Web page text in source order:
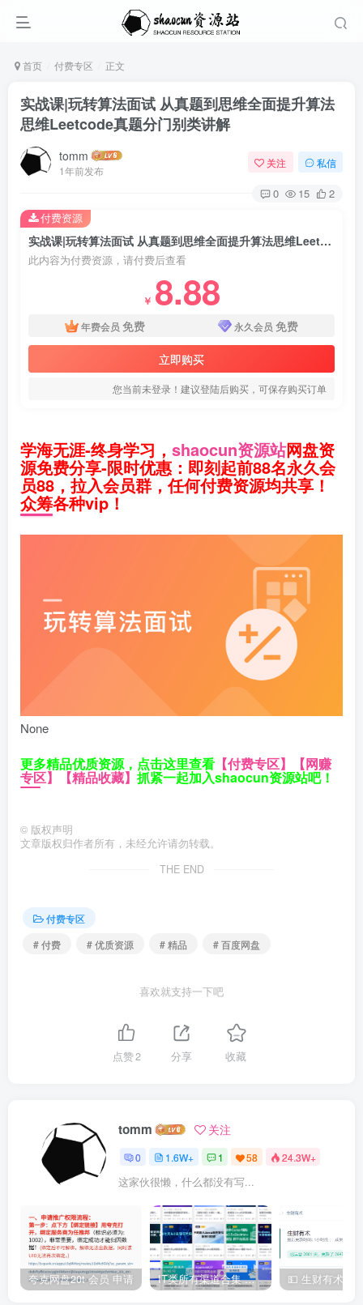
首页 付费专区 正文
实战课|玩转算法面试 从真题到思维全面提升算法
思维Leetcode真题分门别类讲解
tomm
1年前发布
关注 私信
0 15 2
实战课|玩转算法面试 从真题到思维全面提升算法思维Leetcode真题分门别类讲解
此内容为付费资源，请付费后查看
￥ 8.88
年费会员 免费 永久会员 免费
立即购买
您当前未登录！建议登陆后购买，可保存购买订单
付费资源
学海无涯-终身学习， shaocun资源站网盘资
源免费分享-限时优惠：即刻起前88名永久会
员88，拉入会员群，任何付费资源均共享！
众筹各种vip！
None
更多精品优质资源，点击这里查看 【付费专区】 【网赚
专区】 【精品收藏】 抓紧一起加入shaocun资源站吧！
© 版权声明
文章版权归作者所有，未经允许请勿转载。
THE END
付费专区
# 付费
# 优质资源 # 精品 # 百度网盘
喜欢就支持一下吧
点赞2 分享 收藏
tomm 关注
0 1.6W+ 1 58 24.3W+
这家伙很懒，什么都没有写...
夸克网盘20t 会员 申请 IT类所有渠道合集 持续日更，目前近四千多条资源 年费用户微信私信获取权限